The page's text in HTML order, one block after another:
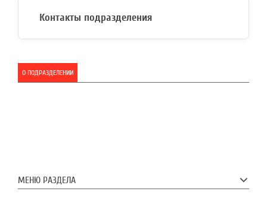
Контакты подразделения
О ПОДРАЗДЕЛЕНИИ
МЕНЮ РАЗДЕЛА